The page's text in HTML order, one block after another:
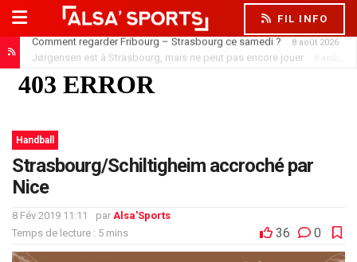
FIL INFO
Jørgensen est à Strasbourg, mais ne peut pas encore jouer 8 août 2026
Handball
Strasbourg/Schiltigheim accroché par
Nice
8 Fév 2019 11:11 par Alsa'Sports
Temps de lecture : 5 mins
36 0